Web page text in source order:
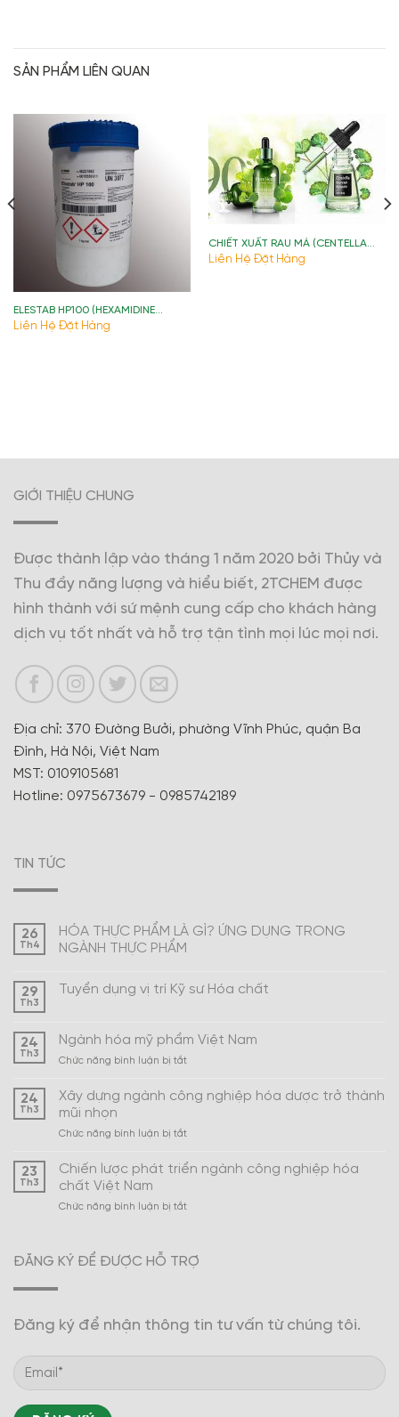
SẢN PHẨM LIÊN QUAN
ELESTAB HP100 (HEXAMIDINE
DIISETHIONATE) )
Liên Hệ Đặt Hàng
CHIẾT XUẤT RAU MÁ (CENTELLA
ASIATICA EXTRACT)
Liên Hệ Đặt Hàng
GIỚI THIỆU CHUNG
Được thành lập vào tháng 1 năm 2020 bởi Thủy và
Thu đầy năng lượng và hiểu biết, 2TCHEM được
hình thành với sứ mệnh cung cấp cho khách hàng
dịch vụ tốt nhất và hỗ trợ tận tình mọi lúc mọi nơi.
Địa chỉ: 370 Đường Bưởi, phường Vĩnh Phúc, quận Ba
Đình, Hà Nội, Việt Nam
MST: 0109105681
Hotline: 0975673679 - 0985742189
TIN TỨC
26
Th4
HÓA THỰC PHẨM LÀ GÌ? ỨNG DỤNG TRONG
NGÀNH THỰC PHẨM
29
Th3
Tuyển dụng vị trí Kỹ sư Hóa chất
24
Th3
Ngành hóa mỹ phẩm Việt Nam
Chức năng bình luận bị tắtở
mỹ
Việt
24
Th3
Xây dựng ngành công nghiệp hóa dược trở thành
mũi nhọn
Chức năng bình luận bị tắtở
dựng
ngành
nghiệp
trở
thành
23
Th3
Chiến lược phát triển ngành công nghiệp hóa
chất Việt Nam
Chức năng bình luận bị tắtở
triển
hóa
Việt
ĐĂNG KÝ ĐỂ ĐƯỢC HỖ TRỢ
Đăng ký để nhận thông tin tư vấn từ chúng tôi.